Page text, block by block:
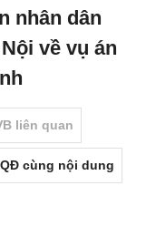
nhân dân
về vụ án
liên quan
cùng nội dung